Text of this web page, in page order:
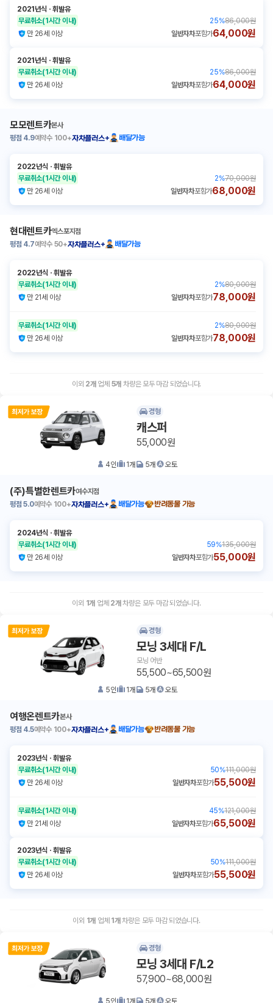
2021년식 ㆍ휘발유
무료취소(1시간 이내) 25%86,000원
만 26세 이상
일반자차포함가64,000원
2021년식 ㆍ휘발유
무료취소(1시간 이내) 25%86,000원
만 26세 이상
일반자차포함가64,000원
모모렌트카본사
평점 4.9예약수 100+자차플러스+ 배달가능
2022년식 ㆍ휘발유
무료취소(1시간 이내) 2%70,000원
만 26세 이상
일반자차포함가68,000원
현대렌트카엑스포지점
평점 4.7예약수 50+자차플러스+ 배달가능
2022년식 ㆍ휘발유
무료취소(1시간 이내) 2%80,000원
만 21세 이상
일반자차포함가78,000원
무료취소(1시간 이내) 2%80,000원
만 26세 이상
일반자차포함가78,000원
이외 2개 업체 5개 차량은 모두 마감 되었습니다.
경형
캐스퍼
55,000원
4인 1개 5개 오토
(주)특별한렌트카여수지점
평점 5.0예약수 100+자차플러스+ 배달가능 반려동물 가능
2024년식 ㆍ휘발유
무료취소(1시간 이내) 59%135,000원
만 26세 이상
일반자차포함가55,000원
이외 1개 업체 2개 차량은 모두 마감 되었습니다.
경형
모닝 3세대 F/L
모닝 어반
55,500~65,500원
5인 1개 5개 오토
여행온렌트카본사
평점 4.5예약수 100+자차플러스+ 배달가능 반려동물 가능
2023년식 ㆍ휘발유
무료취소(1시간 이내) 50%111,000원
만 26세 이상
일반자차포함가55,500원
무료취소(1시간 이내) 45%121,000원
만 21세 이상
일반자차포함가65,500원
2023년식 ㆍ휘발유
무료취소(1시간 이내) 50%111,000원
만 26세 이상
일반자차포함가55,500원
이외 1개 업체 1 개 차량은 모두 마감 되었습니다.
경형
모닝 3세대 F/L2
57,900~68,000원
5인 1개 5개 오토